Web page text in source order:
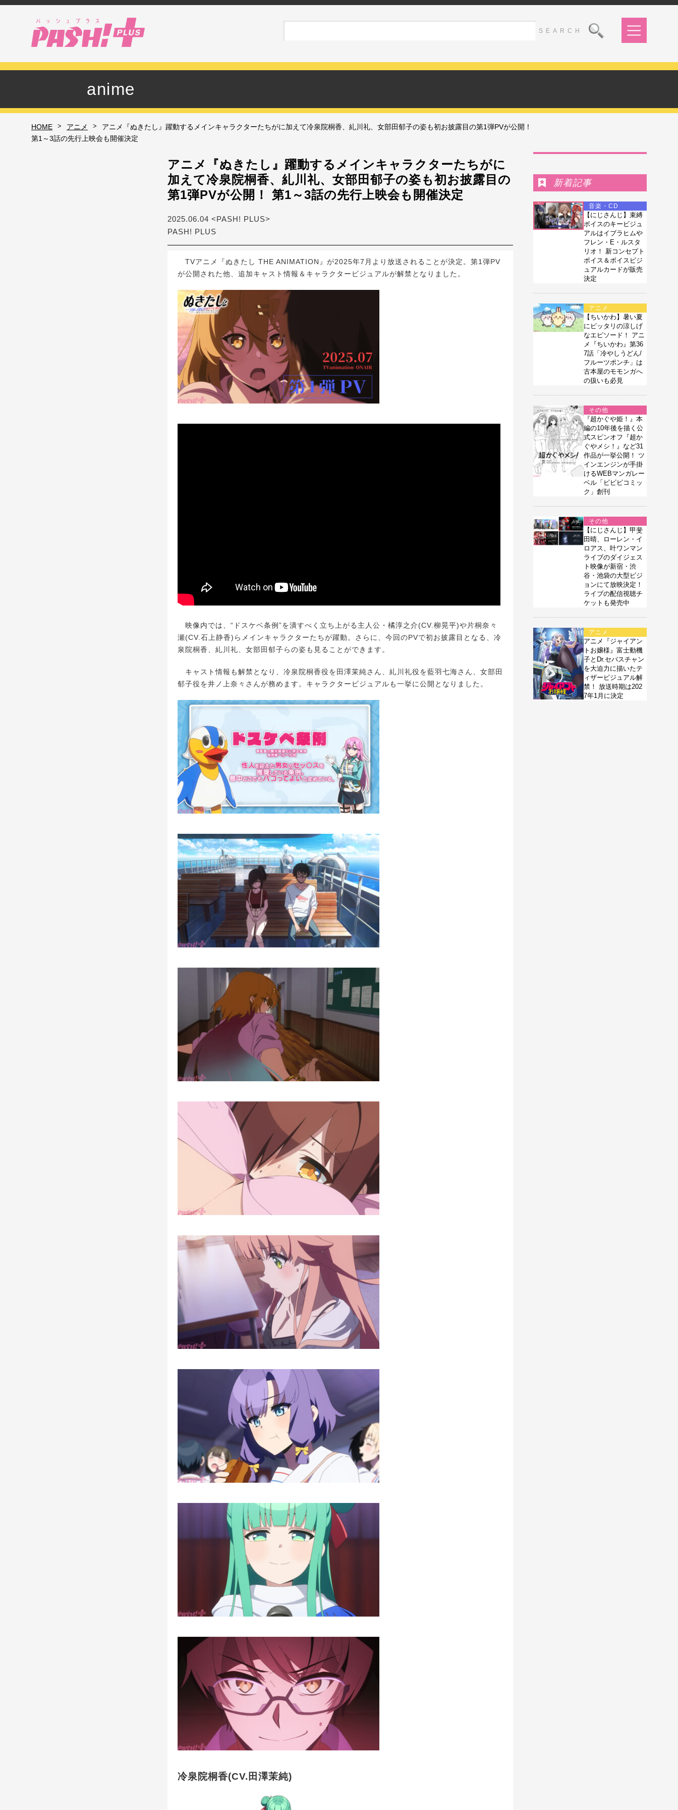
anime
HOME > アニメ >
アニメ『ぬきたし』躍動するメインキャラクターたちがに加えて冷泉院桐香、糺川礼、女部田郁子の姿も初お披露目の第1弾PVが公開！
第1～3話の先行上映会も開催決定
アニメ『ぬきたし』躍動するメインキャラクターたちがに
加えて冷泉院桐香、糺川礼、女部田郁子の姿も初お披露目の
第1弾PVが公開！ 第1～3話の先行上映会も開催決定
2025.06.04 <PASH! PLUS>
PASH! PLUS
TVアニメ『ぬきたし THE ANIMATION』が2025年7月より放送されることが決定。第1弾PV
が公開された他、追加キャスト情報＆キャラクタービジュアルが解禁となりました。
映像内では、“ドスケベ条例”を潰すべく立ち上がる主人公・橘淳之介(CV.柳晃平)や片桐奈々
瀬(CV.石上静香)らメインキャラクターたちが躍動。さらに、今回のPVで初お披露目となる、冷
泉院桐香、糺川礼、女部田郁子らの姿も見ることができます。
キャスト情報も解禁となり、冷泉院桐香役を田澤茉純さん、糺川礼役を藍羽七海さん、女部田
郁子役を井ノ上奈々さんが務めます。キャラクタービジュアルも一挙に公開となりました。
冷泉院桐香(CV.田澤茉純)
新着記事
音楽・CD
【にじさんじ】束縛
ボイスのキービジュ
アルはイブラヒムや
フレン・E・ルスタ
リオ！ 新コンセプト
ボイス＆ボイスビジ
ュアルカードが販売
決定
アニメ
【ちいかわ】暑い夏
にピッタリの涼しげ
なエピソード！ アニ
メ『ちいかわ』第36
7話「冷やしうどん/
フルーツポンチ」は
古本屋のモモンガへ
の扱いも必見
その他
『超かぐや姫！』本
編の10年後を描く公
式スピンオフ『超か
ぐやメシ！』など31
作品が一挙公開！ ツ
インエンジンが手掛
けるWEBマンガレー
ベル「ビビビコミッ
ク」創刊
その他
【にじさんじ】甲斐
田晴、ローレン・イ
ロアス、叶ワンマン
ライブのダイジェス
ト映像が新宿・渋
谷・池袋の大型ビジ
ョンにて放映決定！
ライブの配信視聴チ
ケットも発売中
アニメ
アニメ『ジャイアン
トお嬢様』富士動機
子とDr.セバスチャン
を大迫力に描いたテ
ィザービジュアル解
禁！ 放送時期は202
7年1月に決定